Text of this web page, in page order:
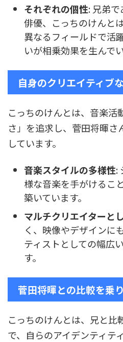
それぞれの個性: 兄弟
俳優、こっちのけんと
異なるフィールドで活
いが相乗効果を生んでい
自身のクリエイティブ
こっちのけんとは、音楽活
さ」を追求し、菅田将暉
しています。
音楽スタイルの多様性:
様な音楽を手がけるこ
築いています。
マルチクリエイターと
く、映像やデザインに
ティストとしての幅広
す。
菅田将暉との比較を乗
こっちのけんとは、兄と比
で、自らのアイデンティテ